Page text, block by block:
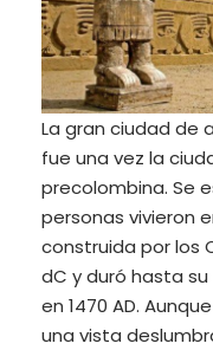
La gran ciudad de
fue una vez la
precolombina. Se
personas vivieron
construida por los
dC y duró hasta
en 1470 AD.
una vista